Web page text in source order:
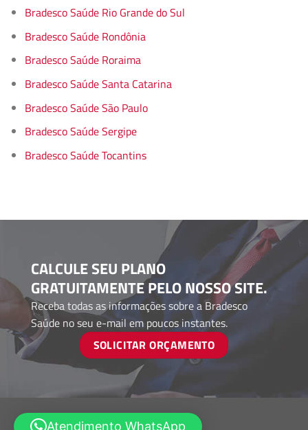
Bradesco Saúde Rio Grande do Sul
Bradesco Saúde Rondônia
Bradesco Saúde Roraima
Bradesco Saúde Santa Catarina
Bradesco Saúde São Paulo
Bradesco Saúde Sergipe
Bradesco Saúde Tocantins
CALCULE SEU PLANO
GRATUITAMENTE PELO NOSSO SITE.
Receba todas as informações sobre a Bradesco
Saúde no seu e-mail em poucos instantes.
SOLICITAR ORÇAMENTO
Atendimento WhatsApp